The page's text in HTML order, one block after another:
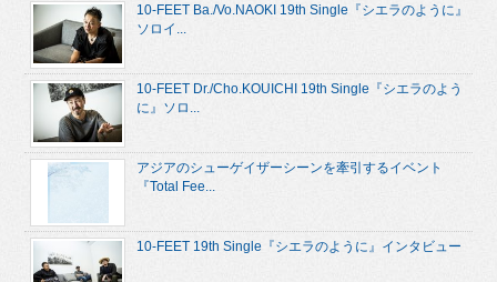
10-FEET Ba./Vo.NAOKI 19th Single『シエラのように』
ソロイ...
10-FEET Dr./Cho.KOUICHI 19th Single『シエラのよう
に』ソロ...
アジアのシューゲイザーシーンを牽引するイベント
『Total Fee...
10-FEET 19th Single『シエラのように』インタビュー